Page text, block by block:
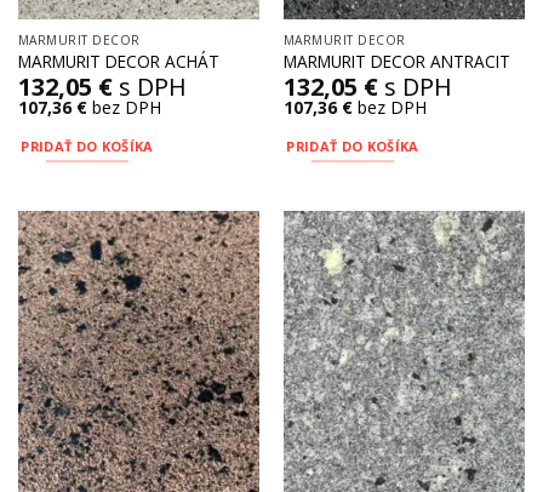
MARMURIT DECOR
MARMURIT DECOR ACHÁT
132,05 €s DPH
107,36 €bez DPH
PRIDAŤ DO KOŠÍKA
MARMURIT DECOR
MARMURIT DECOR ANTRACIT
132,05 €s DPH
107,36 €bez DPH
PRIDAŤ DO KOŠÍKA